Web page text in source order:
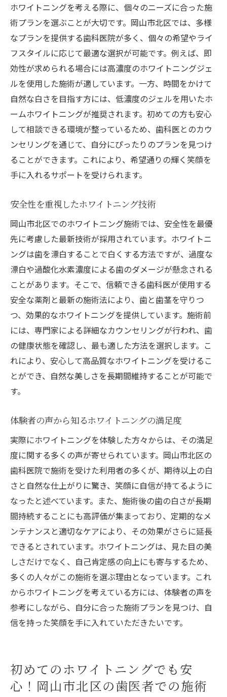
ホワイトニングを考える際に、個々のニーズに合った施
術プランを選ぶことが大切です。岡山市北区では、多様
なプランを提供する歯科医院が多く、個々の希望やライ
フスタイルに応じて最適な選択が可能です。例えば、即
効性が求められる場合には高濃度のホワイトニングジェ
ルを使用した施術が適しています。一方、時間をかけて
自然な白さを目指す方には、低濃度のジェルを用いたホ
ームホワイトニングが推奨されます。初めての方も安心
して相談できる環境が整っているため、歯科医とのカウ
ンセリングを通じて、自分にぴったりのプランを見つけ
ることができます。これにより、希望通りの輝く笑顔を
手に入れるサポートを受けられます。
安全性を重視したホワイトニング技術
岡山市北区でのホワイトニング施術では、安全性を最優
先に考慮した最新技術が採用されています。ホワイトニ
ングは歯を漂白することで白くする方法ですが、過度な
漂白や過酸化水素濃度による歯のダメージが懸念される
ことがあります。そこで、信頼できる歯科医が使用する
安全な薬剤と最新の施術法により、歯と歯茎を守りつ
つ、効果的なホワイトニングを提供しています。施術前
には、専門家による詳細なカウンセリングが行われ、歯
の健康状態を確認し、最も適した方法を選択します。こ
れにより、安心して高品質なホワイトニングを受けるこ
とができ、自然な美しさを長期間維持することが可能で
す。
体験者の声から知るホワイトニングの満足度
実際にホワイトニングを体験した方々からは、その満足
度に関する多くの声が寄せられています。岡山市北区の
歯科医院で施術を受けた利用者の多くが、期待以上の白
さと自然な仕上がりに驚き、笑顔に自信が持てるように
なったと述べています。また、施術後の歯の白さが長期
間持続することにも高評価が集まっており、定期的なメ
ンテナンスと適切なケアにより、その効果がさらに延長
できるとされています。ホワイトニングは、見た目の美
しさだけでなく、自己肯定感の向上にも寄与するため、
多くの人々がこの施術を選ぶ理由となっています。これ
からホワイトニングを考えている方には、体験者の声を
参考にしながら、自分に合った施術プランを見つけ、自
信を持った笑顔を手に入れていただきたいです。
初めてのホワイトニングでも安
心！岡山市北区の歯医者での施術